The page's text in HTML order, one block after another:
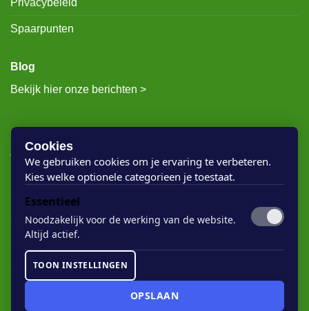
Privacybeleid
Spaarpunten
Blog
Bekijk hier onze berichten >
Rigostep Skylt
Rubio Monocoat Oil Plus 2c
Houten vloer lak
Floorservice Onderhoudsolie
Rubio Monocoat Soap
Cookies
We gebruiken cookies om je ervaring te verbeteren.
Kies welke optionele categorieen je toestaat.
Essentieel
Noodzakelijk voor de werking van de website.
Altijd actief.
TOON INSTELLINGEN
OPSLAAN